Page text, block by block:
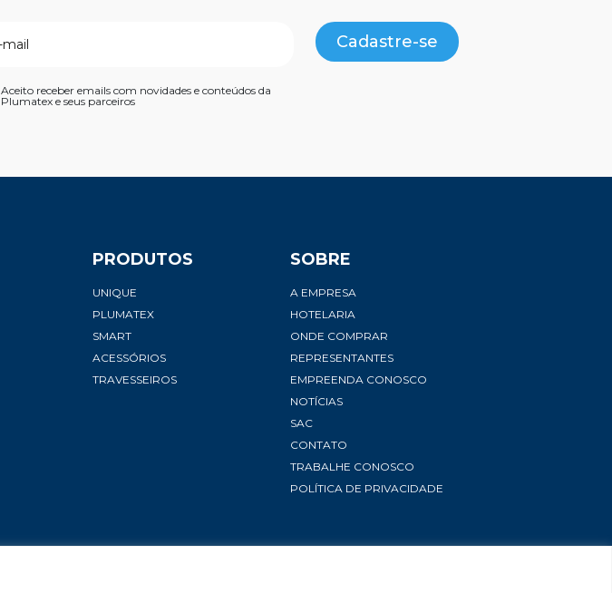
Aceito receber emails com novidades e conteúdos da
Plumatex e seus parceiros
Cadastre-se
PRODUTOS
UNIQUE
PLUMATEX
SMART
ACESSÓRIOS
TRAVESSEIROS
SOBRE
A EMPRESA
HOTELARIA
ONDE COMPRAR
REPRESENTANTES
EMPREENDA CONOSCO
NOTÍCIAS
SAC
CONTATO
TRABALHE CONOSCO
POLÍTICA DE PRIVACIDADE